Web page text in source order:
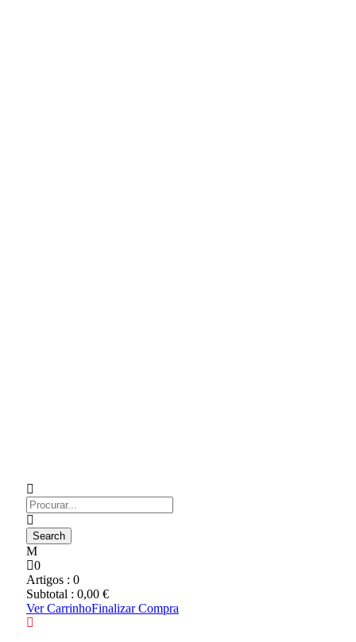
0
Artigos : 0
Subtotal : 0,00 €
Ver CarrinhoFinalizar Compra